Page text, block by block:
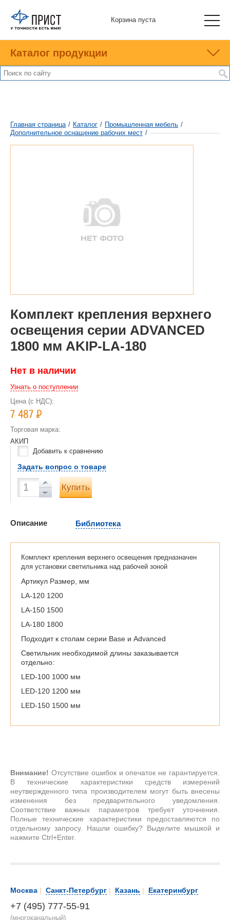
Корзина пуста
Каталог продукции
Главная страница / Каталог / Промышленная мебель /
Дополнительное оснащение рабочих мест /
Комплект крепления верхнего
освещения серии ADVANCED
1800 мм AKIP-LA-180
Нет в наличии
Узнать о поступлении
Цена (с НДС):
7 487Р
Торговая марка:
АКИП
Добавить к сравнению
Задать вопрос о товаре
Купить
Описание Библиотека
Комплект крепления верхнего освещения предназначен
для установки светильника над рабочей зоной
Артикул Размер, мм
LA-120 1200
LA-150 1500
LA-180 1800
Подходит к столам серии Base и Advanced
Светильник необходимой длины заказывается
отдельно:
LED-100 1000 мм
LED-120 1200 мм
LED-150 1500 мм
Внимание! Отсутствие ошибок и опечаток не гарантируется.
В технические характеристики средств измерений
неутвержденного типа производителем могут быть внесены
изменения без предварительного уведомления.
Соответствие важных параметров требует уточнения.
Полные технические характеристики предоставляются по
отдельному запросу. Нашли ошибку? Выделите мышкой и
нажмите Ctrl+Enter.
Москва | Санкт-Петербург | Казань | Екатеринбург
+7 (495) 777-55-91
(многоканальный)